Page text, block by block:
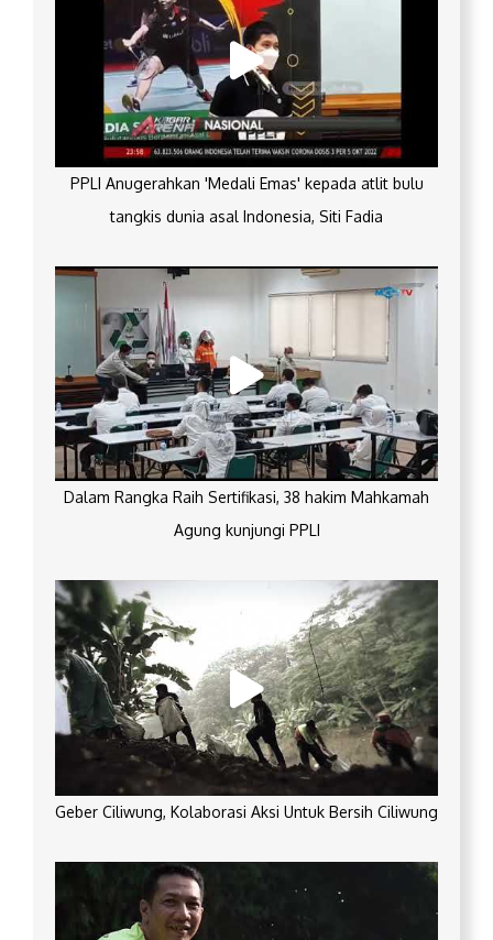
PPLI Anugerahkan 'Medali Emas' kepada atlit bulu
tangkis dunia asal Indonesia, Siti Fadia
Dalam Rangka Raih Sertifikasi, 38 hakim Mahkamah
Agung kunjungi PPLI
Geber Ciliwung, Kolaborasi Aksi Untuk Bersih Ciliwung